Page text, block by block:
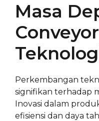
Masa
Perkembangan
signifikan terhadap
Inovasi dalam
efisiensi dan daya